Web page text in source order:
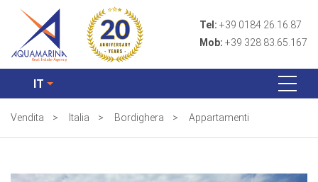
Tel: +39 0184 26.16.87
Mob: +39 328 83.65.167
IT
Vendita > Italia > Bordighera > Appartamenti